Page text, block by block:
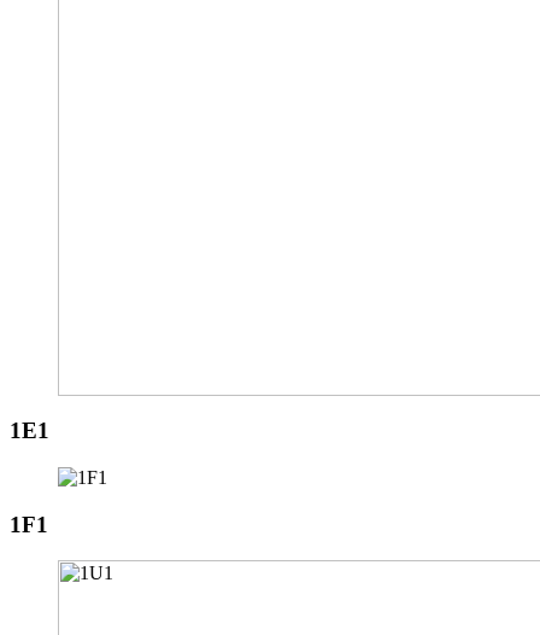
1E1
1F1